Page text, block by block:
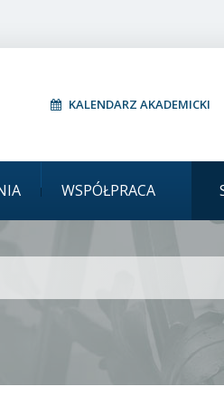
KALENDARZ AKADEMICKI
WSPÓŁPRACA